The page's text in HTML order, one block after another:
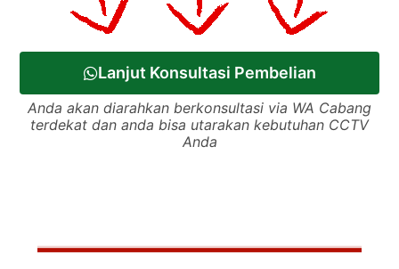
Lanjut Konsultasi Pembelian
Anda akan diarahkan berkonsultasi via WA Cabang
terdekat dan anda bisa utarakan kebutuhan CCTV
Anda